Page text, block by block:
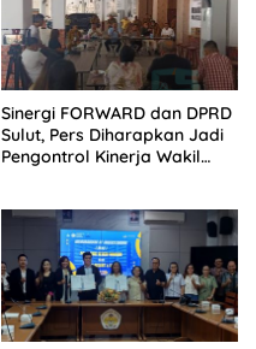
Sinergi FORWARD dan DPRD
Sulut, Pers Diharapkan Jadi
Pengontrol Kinerja Wakil